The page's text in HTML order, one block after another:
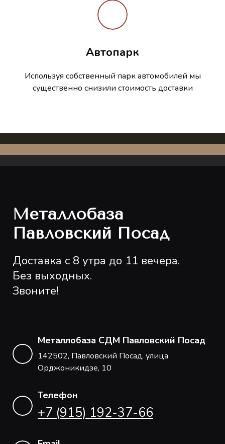
Автопарк
Используя собственный парк автомобилей мы
существенно снизили стоимость доставки
Металлобаза
Павловский Посад
Доставка с 8 утра до 11 вечера.
Без выходных.
Звоните!
Металлобаза СДМ Павловский Посад
142502, Павловский Посад, улица
Орджоникидзе, 10
Телефон
+7 (915) 192-37-66